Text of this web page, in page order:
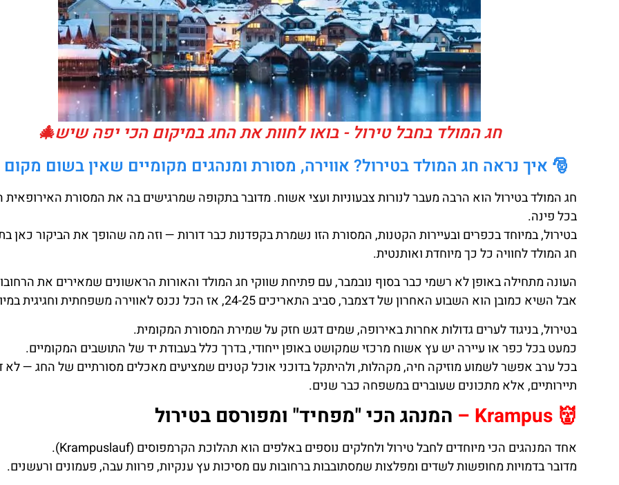
חג המולד בחבל טירול - בואו לחוות את החג במיקום הכי יפה שיש🎄
🎅 איך נראה חג המולד בטירול? אווירה, מסורת ומנהגים מקומיים שאין בשום
חג המולד בטירול הוא הרבה מעבר לנורות צבעוניות ועצי אשוח. מדובר בתקופה שמרגישים בה את המסורת
בכל פינה.
בטירול, במיוחד בכפרים ובעיירות הקטנות, המסורת הזו נשמרת בקפדנות כבר דורות — וזה מה שהופך את הביקור כאן
חג המולד לחוויה כל כך מיוחדת ואותנטית.
העונה מתחילה באופן לא רשמי כבר בסוף נובמבר, עם פתיחת שווקי חג המולד והאורות הראשונים שמאירים את
אבל השיא כמובן הוא השבוע האחרון של דצמבר, סביב התאריכים 24-25, אז הכל נכנס לאווירה משפחתית וחגיגית במיוחד.
בטירול, בניגוד לערים גדולות אחרות באירופה, שמים דגש חזק על שמירת המסורת המקומית.
כמעט בכל כפר או עיירה יש עץ אשוח מרכזי שמקושט באופן ייחודי, בדרך כלל בעבודת יד של התושבים המקומיים.
בכל ערב אפשר לשמוע מוזיקה חיה, מקהלות, ולהיתקל בדוכני אוכל קטנים שמציעים מאכלים מסורתיים של החג — לא
תיירותיים, אלא מתכונים שעוברים במשפחה כבר שנים.
👹 Krampus – המנהג הכי "מפחיד" ומפורסם בטירול
אחד המנהגים הכי מיוחדים לחבל טירול ולחלקים נוספים באלפים הוא תהלוכת הקרמפוסים (Krampuslauf).
מדובר בדמויות מחופשות לשדים ומפלצות שמסתובבות ברחובות עם מסיכות עץ ענקיות, פרוות עבה, פעמונים ורעשנים.